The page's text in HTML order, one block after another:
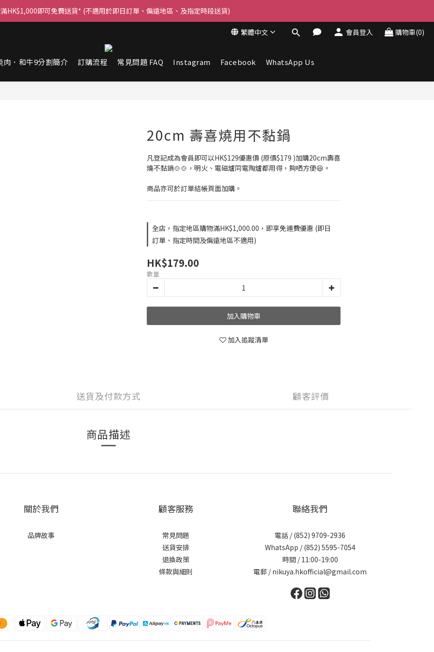
每晚23:59截單，立即下單！
HK$1,000即可免費送貨* (不適用於即日訂單、偏遠地區、及指定時段送貨)
繁體中文 會員登入 購物車(0)
肉．和牛9分割簡介 訂購流程 常見問題 FAQ Instagram Facebook WhatsApp Us
20cm 壽喜燒用不黏鍋
凡登記成為會員即可以HK$129優惠價 (原價$179 )加購20cm壽喜
燒不黏鍋🍲🍲，明火、電磁爐同電陶爐都用得，夠哂方便😆。
商品亦可於訂單結帳頁面加購。
全店，指定地區購物滿HK$1,000.00，即享免運費優惠 (即日
訂單、指定時間及偏遠地區不適用)
HK$179.00
數量
加入購物車
加入追蹤清單
送貨及付款方式 顧客評價
商品描述
關於我們
品牌故事
顧客服務
常見問題
送貨安排
退換政策
條款與細則
聯絡我們
電話 / (852) 9709-2936
WhatsApp / (852) 5595-7054
時間 / 11:00-19:00
電郵 / nikuya.hkofficial@gmail.com